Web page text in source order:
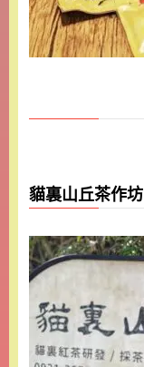
貓裏山丘茶作坊